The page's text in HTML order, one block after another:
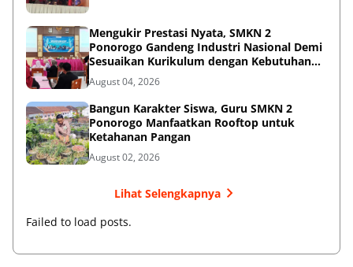
Mengukir Prestasi Nyata, SMKN 2
Ponorogo Gandeng Industri Nasional Demi
Sesuaikan Kurikulum dengan Kebutuhan
Dunia Kerja
August 04, 2026
Bangun Karakter Siswa, Guru SMKN 2
Ponorogo Manfaatkan Rooftop untuk
Ketahanan Pangan
August 02, 2026
Lihat Selengkapnya
Failed to load posts.